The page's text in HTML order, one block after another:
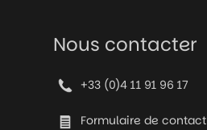
Nous contacter
+33 (0)4 11 91 96 17
Formulaire de contact